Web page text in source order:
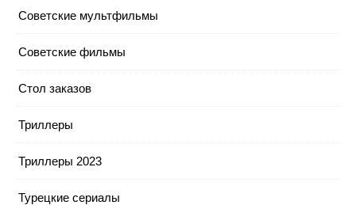
Советские мультфильмы
Советские фильмы
Стол заказов
Триллеры
Триллеры 2023
Турецкие сериалы